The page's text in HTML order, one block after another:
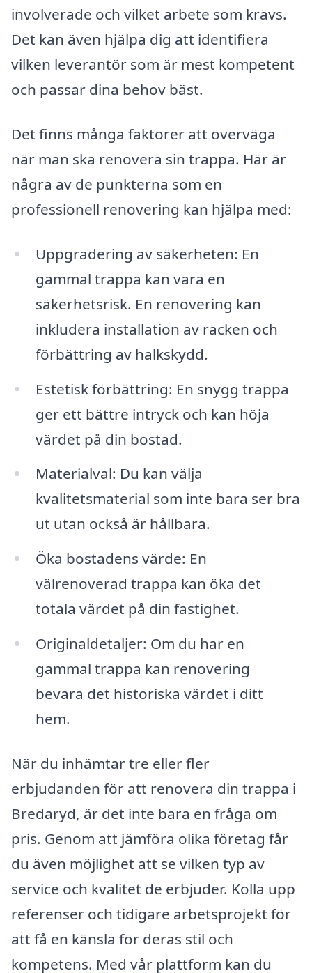
involverade och vilket arbete som krävs.
Det kan även hjälpa dig att identifiera
vilken leverantör som är mest kompetent
och passar dina behov bäst.
Det finns många faktorer att överväga
när man ska renovera sin trappa. Här är
några av de punkterna som en
professionell renovering kan hjälpa med:
Uppgradering av säkerheten: En
gammal trappa kan vara en
säkerhetsrisk. En renovering kan
inkludera installation av räcken och
förbättring av halkskydd.
Estetisk förbättring: En snygg trappa
ger ett bättre intryck och kan höja
värdet på din bostad.
Materialval: Du kan välja
kvalitetsmaterial som inte bara ser bra
ut utan också är hållbara.
Öka bostadens värde: En
välrenoverad trappa kan öka det
totala värdet på din fastighet.
Originaldetaljer: Om du har en
gammal trappa kan renovering
bevara det historiska värdet i ditt
hem.
När du inhämtar tre eller fler
erbjudanden för att renovera din trappa i
Bredaryd, är det inte bara en fråga om
pris. Genom att jämföra olika företag får
du även möjlighet att se vilken typ av
service och kvalitet de erbjuder. Kolla upp
referenser och tidigare arbetsprojekt för
att få en känsla för deras stil och
kompetens. Med vår plattform kan du